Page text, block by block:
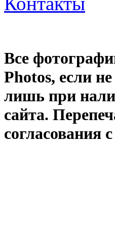
Все
Photos, если
лишь при
сайта.
согласования